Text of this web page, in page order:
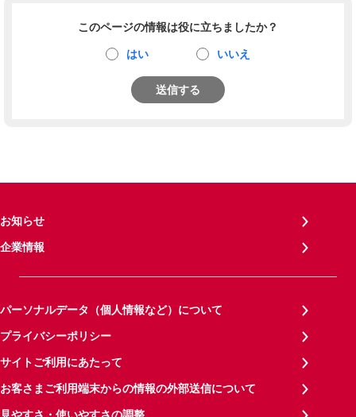
このページの情報は役に立ちましたか？
はい いいえ
送信する
お知らせ
企業情報
パーソナルデータ（個人情報など）について
プライバシーポリシー
サイトご利用にあたって
お客さまご利用端末からの情報の外部送信について